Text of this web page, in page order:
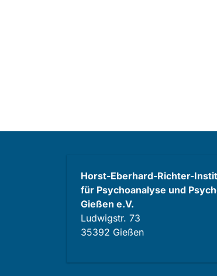
Horst-Eberhard-Richter-
für Psychoanalyse und
Gießen e.V.
Ludwigstr. 73
35392 Gießen